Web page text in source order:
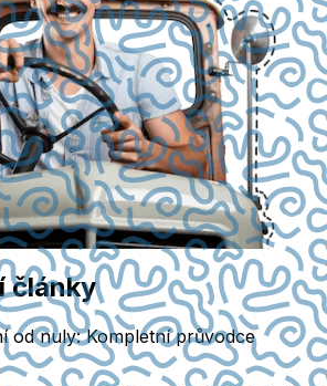
články
od nuly: Kompletní průvodce